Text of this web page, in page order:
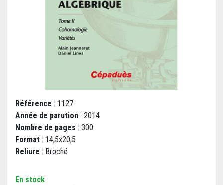
Référence : 1127
Année de parution : 2014
Nombre de pages : 300
Format : 14,5x20,5
Reliure : Broché
En stock